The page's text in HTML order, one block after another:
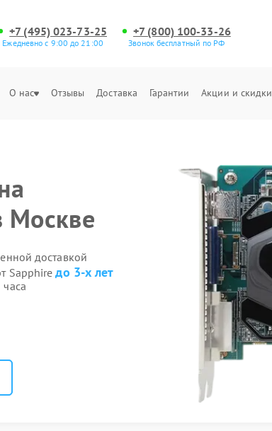
+7 (495) 023-73-25
Ежедневно с 9:00 до 21:00
+7 (800) 100-33-26
Звонок бесплатный по РФ
О нас Отзывы Доставка Гарантии Акции и скидки
Москве
доставкой
Sapphireдо 3-х лет